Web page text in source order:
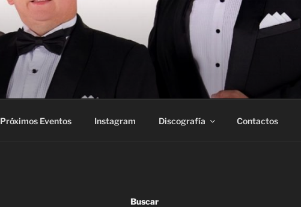
Próximos Eventos Instagram Discografía Contactos
Buscar